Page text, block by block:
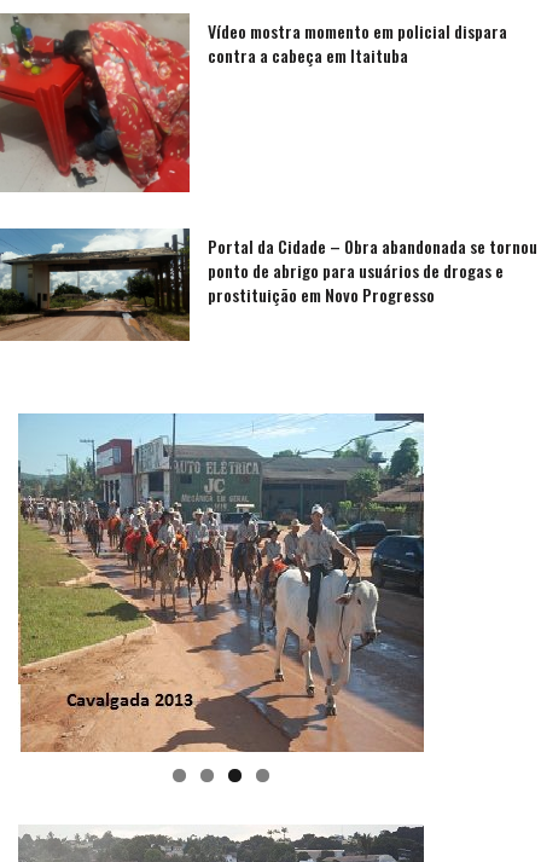
Vídeo mostra momento em policial dispara
contra a cabeça em Itaituba
Portal da Cidade – Obra abandonada se tornou
ponto de abrigo para usuários de drogas e
prostituição em Novo Progresso